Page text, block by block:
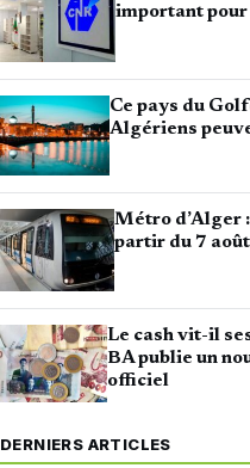
important
Ce pays du
Algériens
Métro d’Alger
partir du 7
Le cash vit-il
BA publie un
officiel
DERNIERS ARTICLES